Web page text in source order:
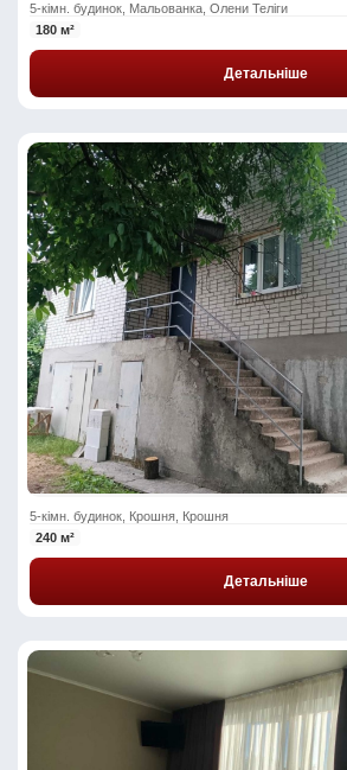
5-кімн. будинок, Мальованка, Олени Теліги
180 м²
Детальніше
5-кімн. будинок, Крошня, Крошня
240 м²
Детальніше